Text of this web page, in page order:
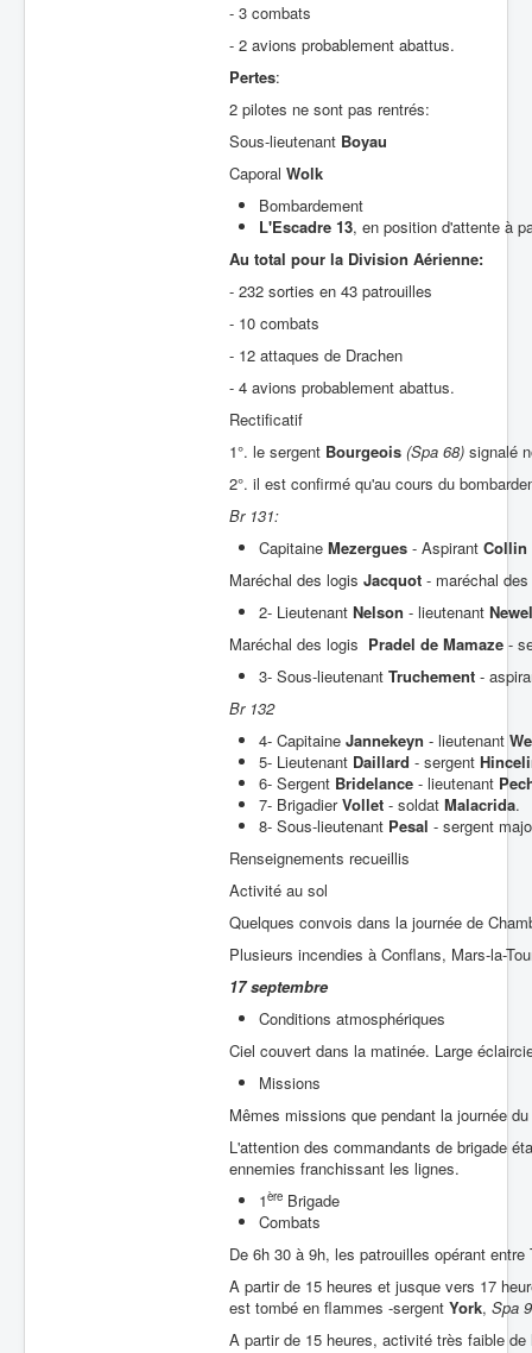
- 3 combats
- 2 avions probablement abattus.
Pertes:
2 pilotes ne sont pas rentrés:
Sous-lieutenant Boyau
Caporal Wolk
Bombardement
L'Escadre 13, en position d'attente à
Au total pour la Division Aérienne:
- 232 sorties en 43 patrouilles
- 10 combats
- 12 attaques de Drachen
- 4 avions probablement abattus.
Rectificatif
1°. le sergent Bourgeois (Spa 68) signalé
2°. il est confirmé qu'au cours du
Br 131:
Capitaine Mezergues - Aspirant Collin
Maréchal des logis Jacquot - maréchal
2- Lieutenant Nelson - lieutenant Newel
Maréchal des logis Pradel de Mamaze -
3- Sous-lieutenant Truchement -
Br 132
4- Capitaine Jannekeyn - lieutenant
5- Lieutenant Daillard - sergent
6- Sergent Bridelance - lieutenant
7- BrigadierVollet - soldat Malacrida.
8- Sous-lieutenant Pesal - sergent
Renseignements recueillis
Activité au sol
Quelques convois dans la journée de
Plusieurs incendies à Conflans, Mars-la-
17 septembre
Conditions atmosphériques
Ciel couvert dans la matinée. Large
Missions
Mêmes missions que pendant la journée
L'attention des commandants de brigade
ennemies franchissant les lignes.
1ère Brigade
Combats
De 6h 30 à 9h, les patrouilles opérant
A partir de 15 heures et jusque vers 17
est tombé en flammes -sergent York, Spa
A partir de 15 heures, activité très faible de